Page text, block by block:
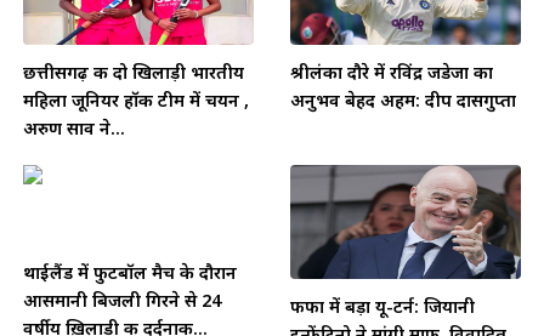
छत्तीसगढ़ की दो खिलाड़ी भारतीय
महिला जूनियर हॉकी टीम में चयन ,
अरुण साव ने...
श्रीलंका दौरे में रविंद्र जडेजा का
अनुभव बेहद अहम: दीप दासगुप्ता
थाईलैंड में फुटबॉल मैच के दौरान
आसमानी बिजली गिरने से 24
वर्षीय ख़िलाड़ी की दर्दनाक...
फीफा में बड़ा यू-टर्न: जियानी